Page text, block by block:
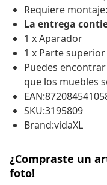
Requiere
La entrega
1 x Aparador
1 x Parte
Puedes
que los muebles
SKU:3195809
Brand:vidaXL
¿Compraste un
foto!